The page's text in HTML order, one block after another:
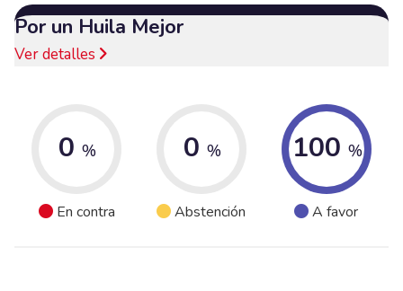
Por un Huila Mejor
Ver detalles
0 %
En contra
0 %
Abstención
100 %
A favor